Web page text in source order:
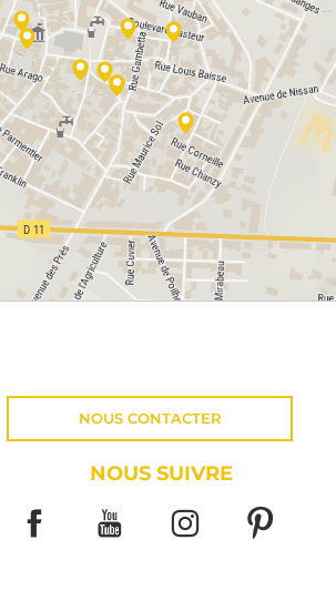
NOUS CONTACTER
NOUS SUIVRE